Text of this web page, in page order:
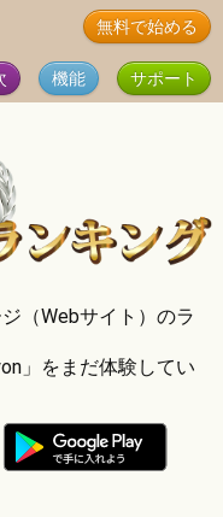
無料で始める
機能
サポート
（Webサイト）のラ
」をまだ体験してい